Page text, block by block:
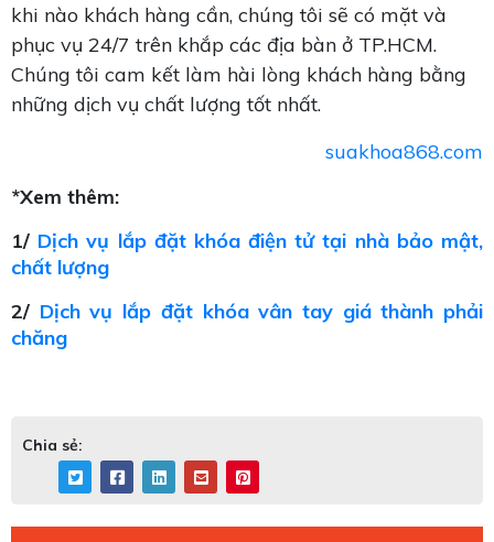
khi nào khách hàng cần, chúng tôi sẽ có mặt và
phục vụ 24/7 trên khắp các địa bàn ở TP.HCM.
Chúng tôi cam kết làm hài lòng khách hàng bằng
những dịch vụ chất lượng tốt nhất.
suakhoa868.com
*Xem thêm:
1/ Dịch vụ lắp đặt khóa điện tử tại nhà bảo mật,
chất lượng
2/ Dịch vụ lắp đặt khóa vân tay giá thành phải
chăng
Chia sẻ: